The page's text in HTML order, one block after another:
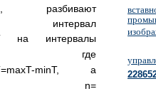
разбивают
на интервалы
где
minT, а
n=